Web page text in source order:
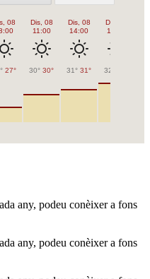
08
27°
Dis, 08
11:00
30° 30°
Dis, 08
14:00
31° 31°
Dis, 08
17:00
32°
any, podeu conèixer a fons
any, podeu conèixer a fons